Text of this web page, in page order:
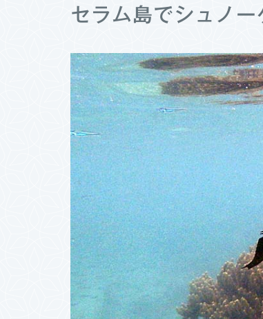
セラム島でシュノー